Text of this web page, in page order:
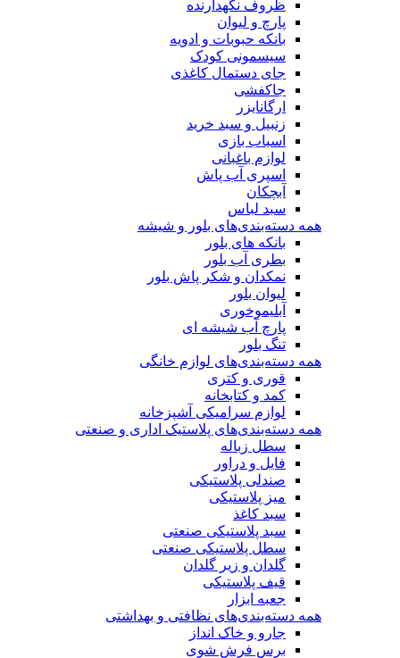
ظروف نگهدارنده
پارچ و لیوان
بانکه حبوبات و ادویه
سیسمونی کودک
جای دستمال کاغذی
جاکفشی
ارگانایزر
زنبیل و سبد خرید
اسباب بازی
لوازم باغبانی
اسپری آب پاش
آبچکان
سبد لباس
همه دسته‌بندی‌های بلور و شیشه
بانکه های بلور
بطری آب بلور
نمکدان و شکر پاش بلور
لیوان بلور
آبلیموخوری
پارچ آب شیشه ای
تنگ بلور
همه دسته‌بندی‌های لوازم خانگی
قوری و کتری
کمد و کتابخانه
لوازم سرامیکی آشپزخانه
همه دسته‌بندی‌های پلاستیک اداری و صنعتی
سطل زباله
فایل و دراور
صندلی پلاستیکی
میز پلاستیکی
سبد کاغذ
سبد پلاستیکی صنعتی
سطل پلاستیکی صنعتی
گلدان و زیر گلدان
قیف پلاستیکی
جعبه ابزار
همه دسته‌بندی‌های نظافتی و بهداشتی
جارو و خاک انداز
برس فرش شوی